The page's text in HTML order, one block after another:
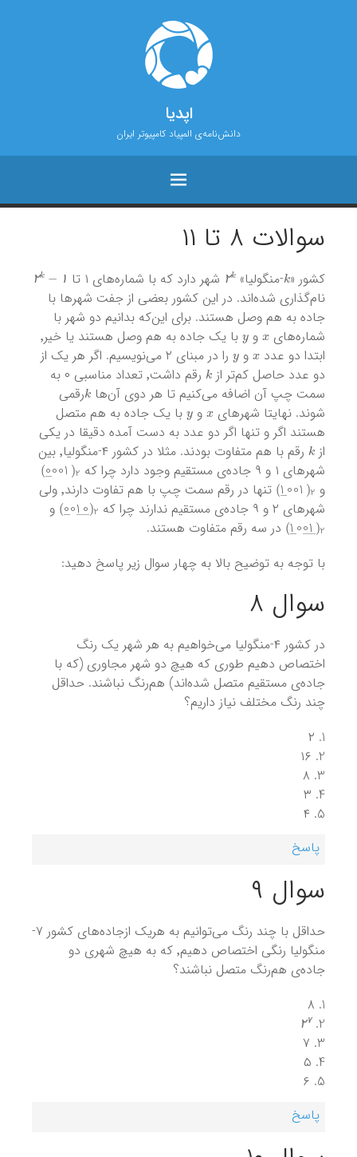
اپدیا
دانش‌نامه‌ی المپیاد کامپیوتر ایران
سوالات ۸ تا ۱۱
کشور «k-منگولیا» ۲
۲k شهر دارد که با شماره‌های ۱ تا ۲ ۱
۲k
نام‌گذاری شده‌اند. در این کشور بعضی از جفت شهر‌ها با
جاده به هم وصل هستند. برای این‌که بدانیم دو شهر با
شماره‌های xوy
با یک جاده به هم وصل هستند یا خیر٬
ابتدا دو عدد x وy
را در مبنای ۲ می‌نویسیم. اگر هر یک از
دو عدد حاصل کم‌تر از k
رقم داشت٬ تعداد مناسبی ۰ به
سمت چپ آن اضافه می‌کنیم تا هر دوی آن‌ها k‌رقمی
شوند. نهایتا شهر‌های xوyبا یک جاده به هم متصل
هستند اگر و تنها اگر دو عدد به دست آمده دقیقا در یکی
از k
‌ رقم با هم متفاوت بودند. مثلا در کشور ۴-منگولیا٬ بین
شهرهای ۱ و ۹ جاده‌ی مستقیم وجود دارد چرا که
(
0
―
0 01
)
2
و1
―
001
)
2
تنها در رقم سمت چپ با هم تفاوت دارند٬ ولی
شهرهای ۲ و ۹ جاده‌ی مستقیم ندارند چرا که
(
0
―
010
―
)
2 و 001
―
)
2 در سه رقم متفاوت هستند.
با توجه به توضیح بالا به چهار سوال زیر پاسخ دهید:
سوال ۸
در کشور ۴-منگولیا می‌خواهیم به هر شهر یک رنگ
اختصاص دهیم طوری که هیچ دو شهر مجاوری (که با
جاده‌ی مستقیم متصل شده‌اند) هم‌رنگ نباشند. حداقل
چند رنگ مختلف نیاز داریم؟
۲
۱۶
۸
۳
۴
پاسخ
سوال ۹
حداقل با چند رنگ می‌توانیم به هریک ازجاده‌های کشور ۷-
منگولیا رنگی اختصاص دهیم٬ که به هیچ شهری دو
جاده‌ی هم‌رنگ متصل نباشند؟
۸
۲
۲۷
۷
۵
۶
پاسخ